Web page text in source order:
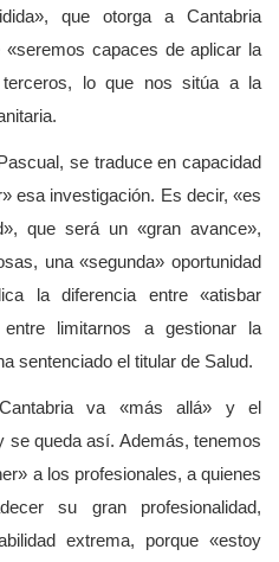
que otorga a Cantabria
capaces de aplicar la
terceros, lo que nos sitúa a la
se traduce en capacidad
esa investigación. Es decir, «es
que será un «gran avance»,
una «segunda» oportunidad
la diferencia entre «atisbar
limitarnos a gestionar la
sentenciado el titular de Salud.
va «más allá» y el
se queda así. Además, tenemos
a los profesionales, a quienes
su gran profesionalidad,
extrema, porque «estoy